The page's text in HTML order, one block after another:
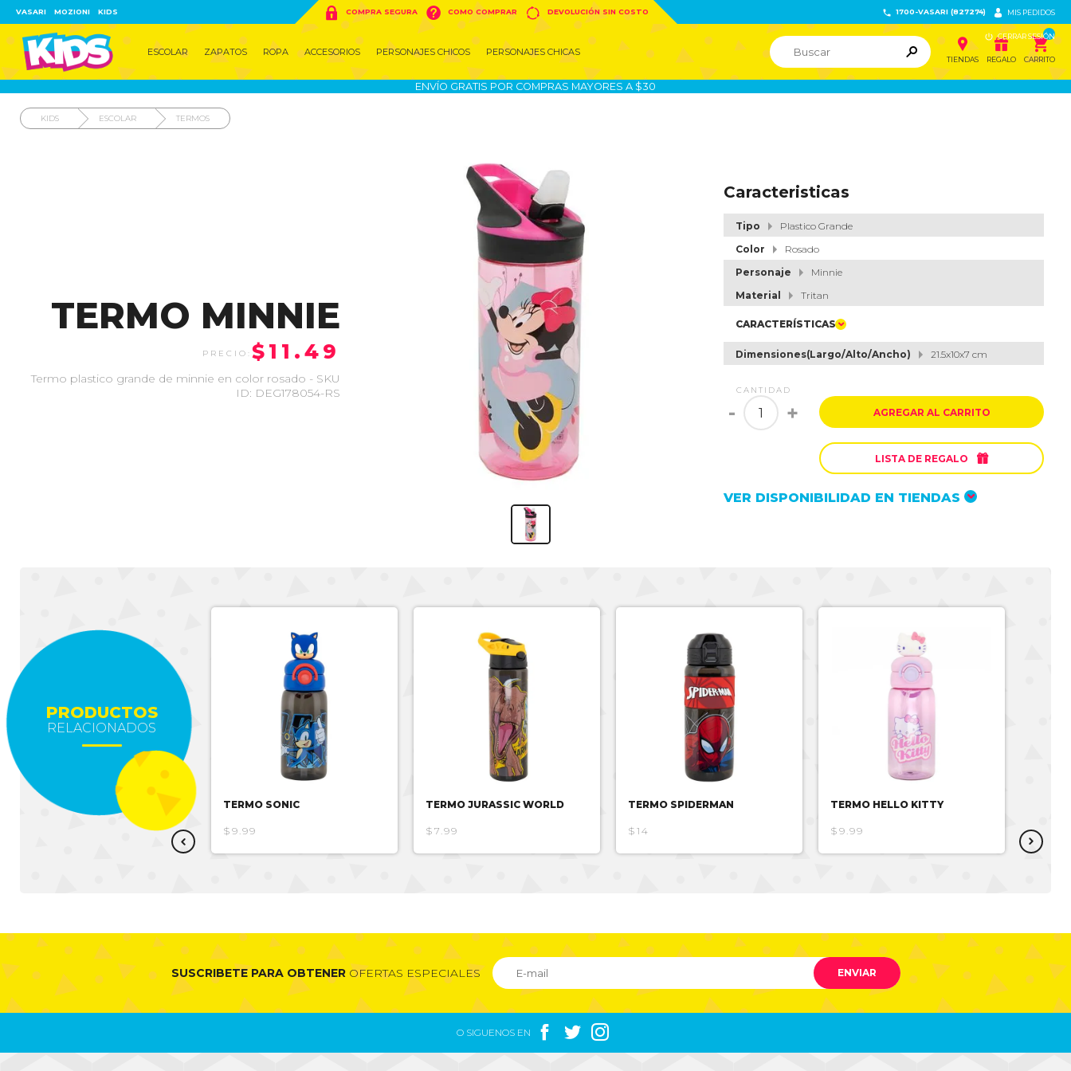
VASARI MOZIONI KIDS  COMPRA SEGURA  COMO COMPRAR  DEVOLUCIÓN SIN COSTO  1700-VASARI (827274)  MIS PEDIDOS
 CERRAR SESIÓN
ESCOLAR ZAPATOS ROPA ACCESORIOS PERSONAJES CHICOS PERSONAJES CHICAS  
TIENDAS

REGALO
ຐ
CARRITO
ENVÍO GRATIS POR COMPRAS MAYORES A $30
KIDS ESCOLAR TERMOS
TERMO MINNIE
$11.49
Termo plastico grande de minnie en color rosado - SKU
ID: DEG178054-RS
Caracteristicas
Tipo
Plastico Grande
Color
Rosado
Personaje
Minnie
Material
Tritan
CARACTERÍSTICAS
Dimensiones(Largo/Alto/Ancho) 21.5x10x7 cm
CANTIDAD
- + AGREGAR AL CARRITO
LISTA DE REGALO 
VER DISPONIBILIDAD EN TIENDAS
PRODUCTOS
RELACIONADOS
TERMO MINNIE TERMO SONIC
$9.99
TERMO JURASSIC WORLD
$7.99
TERMO SPIDERMAN
$14
TERMO HELLO KITTY
$9.99 $7.99
SUSCRIBETE PARA OBTENEROFERTAS ESPECIALES ENVIAR
O SIGUENOS EN   